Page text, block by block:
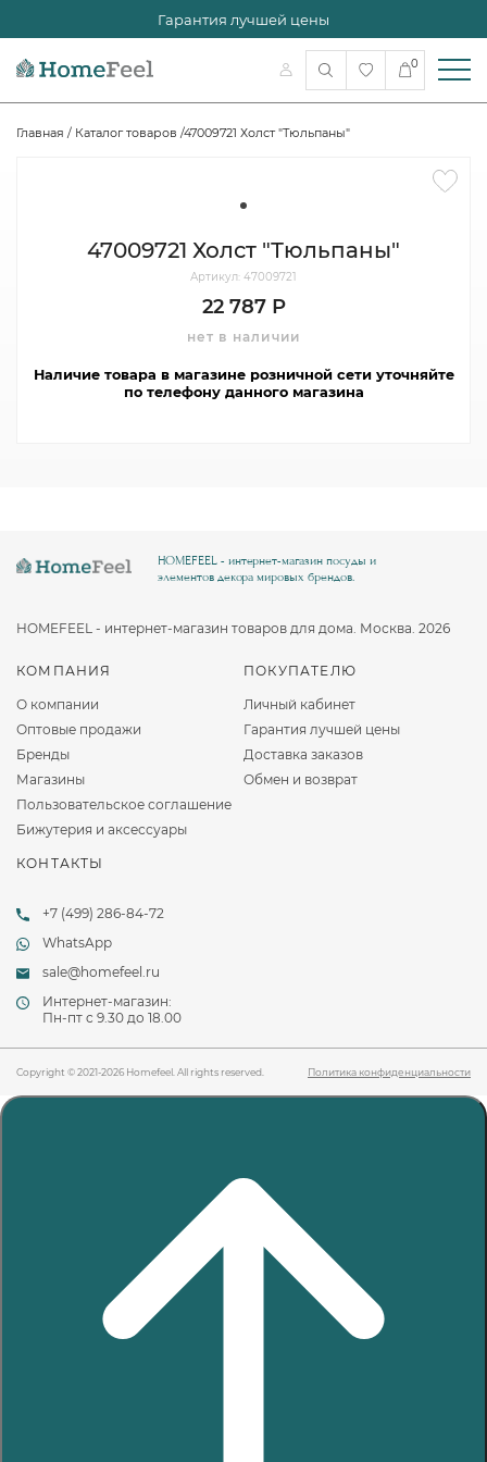
Гарантия лучшей цены
0
Главная / Каталог товаров /47009721 Холст "Тюльпаны"
47009721 Холст "Тюльпаны"
Артикул: 47009721
22 787 Р
нет в наличии
Наличие товара в магазине розничной сети уточняйте
по телефону данного магазина
КОМПАНИЯ
О компании
Оптовые продажи
Бренды
Магазины
Пользовательское соглашение
Бижутерия и аксессуары
ПОКУПАТЕЛЮ
Личный кабинет
Гарантия лучшей цены
Доставка заказов
Обмен и возврат
КОНТАКТЫ
+7 (499) 286-84-72
WhatsApp
sale@homefeel.ru
Интернет-магазин:
Пн-пт c 9.30 до 18.00
HOMEFEEL - интернет-магазин посуды и
элементов декора мировых брендов.
HOMEFEEL - интернет-магазин товаров для дома. Москва. 2026
Copyright © 2021-2026 Homefeel. All rights reserved. Политика конфиденциальности